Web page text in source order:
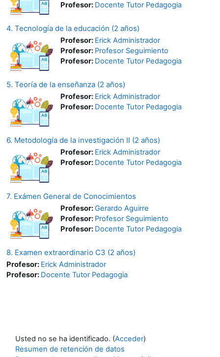
Profesor: Docente Tutor Pedagogia
4. Tecnología de la educación (2 años)
Profesor: Erick Administrador
Profesor: Profesor Seguimiento
Profesor: Docente Tutor Pedagogia
5. Teoría de la enseñanza (2 años)
Profesor: Erick Administrador
Profesor: Docente Tutor Pedagogia
6. Metodología de la investigación II (2 años)
Profesor: Erick Administrador
Profesor: Docente Tutor Pedagogia
7. Exámen General de Conocimientos
Profesor:Gerardo Aguirre
Profesor: Profesor Seguimiento
Profesor: Docente Tutor Pedagogia
8. Examen extraordinario C3 (2 años)
Profesor: Erick Administrador
Profesor: Docente Tutor Pedagogia
Usted no se ha identificado. (Acceder)
Resumen de retención de datos